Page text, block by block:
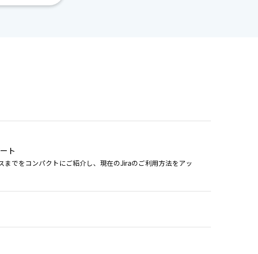
ト
でをコンパクトにご紹介し、現在のJiraのご利用方法をアッ